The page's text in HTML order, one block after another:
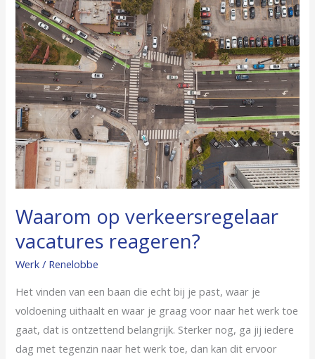
Waarom op verkeersregelaar
vacatures reageren?
Werk / Renelobbe
Het vinden van een baan die echt bij je past, waar je
voldoening uithaalt en waar je graag voor naar het werk toe
gaat, dat is ontzettend belangrijk. Sterker nog, ga jij iedere
dag met tegenzin naar het werk toe, dan kan dit ervoor
Waarom
op
verkeersregelaar
vacatures
reageren?